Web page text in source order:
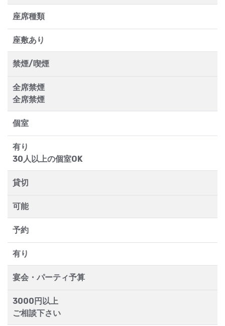
座席種類
座敷あり
禁煙/喫煙
全席禁煙
全席禁煙
個室
有り
30人以上の個室OK
貸切
可能
予約
有り
宴会・パーティ予算
3000円以上
ご相談下さい